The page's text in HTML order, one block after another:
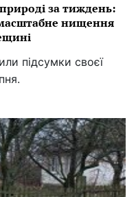
за тиждень:
нищення
підсумки своєї